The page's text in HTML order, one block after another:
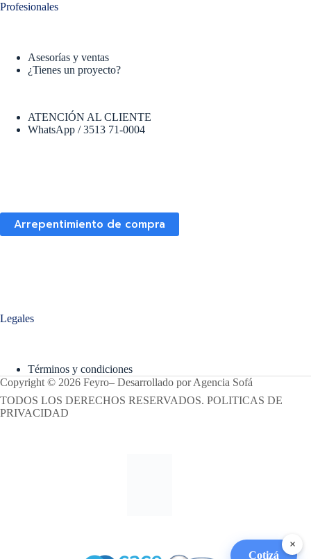
Profesionales
Asesorías y ventas
¿Tienes un proyecto?
ATENCIÓN AL CLIENTE
WhatsApp / 3513 71-0004
Arrepentimiento de compra
Legales
Términos y condiciones
Copyright © 2026 Feyro– Desarrollado porAgencia Sofá
TODOS LOS DERECHOS RESERVADOS. POLITICAS DE
PRIVACIDAD
Cotizá
×